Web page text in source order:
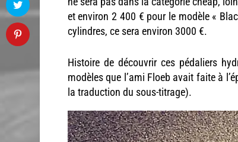
et environ 2 400 € pour le modèle «
cylindres, ce sera environ 3000 €.
Histoire de découvrir ces pédaliers
modèles que l’ami Floeb avait faite à
la traduction du sous-titrage).